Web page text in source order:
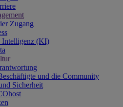
Zugang
Intelligenz (KI)
und die Community
Sicherheit